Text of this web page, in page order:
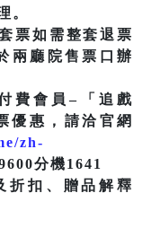
。
票如需整套退票
兩廳院售票口辦
費會員–「追戲
優惠，請洽官網
zh-
分機1641
折扣、贈品解釋